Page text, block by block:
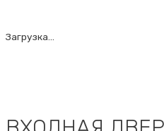
Загрузка...